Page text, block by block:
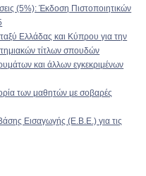
(5%): Έκδοση Πιστοποιητικών
Ελλάδας και Κύπρου για την
τίτλων σπουδών
και άλλων εγκεκριμένων
των μαθητών με σοβαρές
Εισαγωγής (Ε.Β.Ε.) για τις